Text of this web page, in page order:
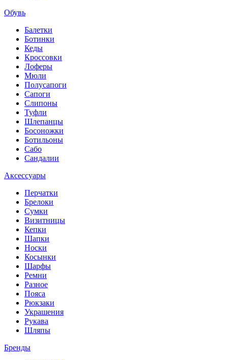
Обувь
Балетки
Ботинки
Кеды
Кроссовки
Лоферы
Мюли
Полусапоги
Сапоги
Слипоны
Туфли
Шлепанцы
Босоножки
Ботильоны
Сабо
Сандалии
Аксессуары
Перчатки
Брелоки
Сумки
Визитницы
Кепки
Шапки
Носки
Косынки
Шарфы
Ремни
Разное
Пояса
Рюкзаки
Украшения
Рукава
Шляпы
Бренды